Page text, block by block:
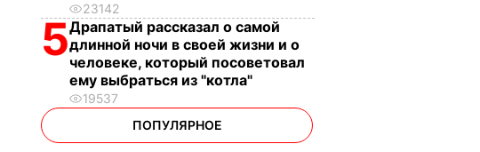
23142
5Драпатый рассказал о самой
длинной ночи в своей жизни и о
человеке, который посоветовал
ему выбраться из "котла"
19537
ПОПУЛЯРНОЕ